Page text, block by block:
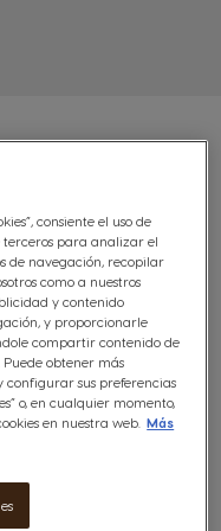
INTENSO
INTENSIDAD 9
de NESCAFÉ® Dolce
con mucho
consiente el uso de
terceros para analizar el
de navegación, recopilar
como a nuestros
y contenido
y proporcionarle
compartir contenido de
Puede obtener más
configurar sus preferencias
o, en cualquier momento,
en nuestra web. Más